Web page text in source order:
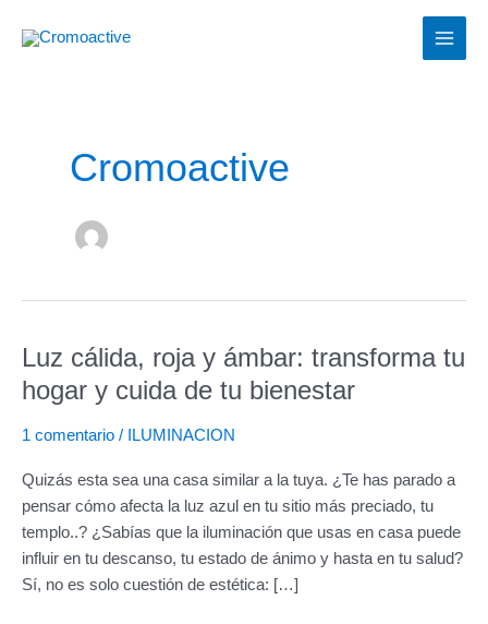
MAIN
Cromoactive
Luz cálida, roja y ámbar: transforma tu
hogar y cuida de tu bienestar
1 comentario / ILUMINACION
Quizás esta sea una casa similar a la tuya. ¿Te has parado a
pensar cómo afecta la luz azul en tu sitio más preciado, tu
templo..? ¿Sabías que la iluminación que usas en casa puede
influir en tu descanso, tu estado de ánimo y hasta en tu salud?
Sí, no es solo cuestión de estética: […]
Luz
cálida,
y
transforma
tu
hogar
y
cuida